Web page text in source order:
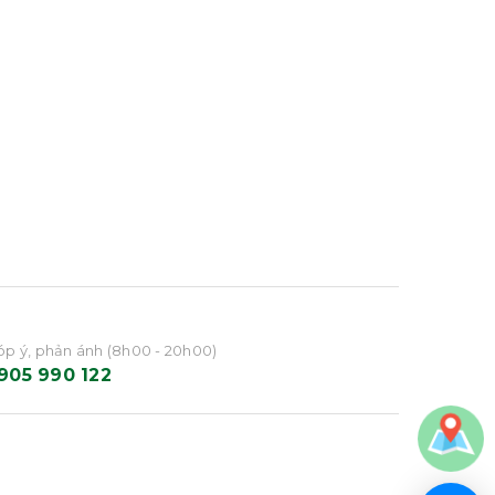
ý, phản ánh (8h00 - 20h00)
990 122